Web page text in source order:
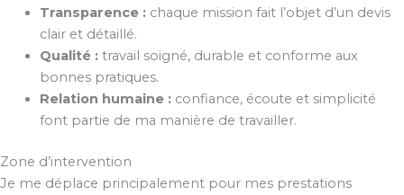
Transparence :chaque mission fait l’objet d’un devis
clair et détaillé.
Qualité :travail soigné, durable et conforme aux
bonnes pratiques.
Relation humaine :confiance, écoute et simplicité
font partie de ma manière de travailler.
Zone d’intervention
Je me déplace principalement pour mes prestations